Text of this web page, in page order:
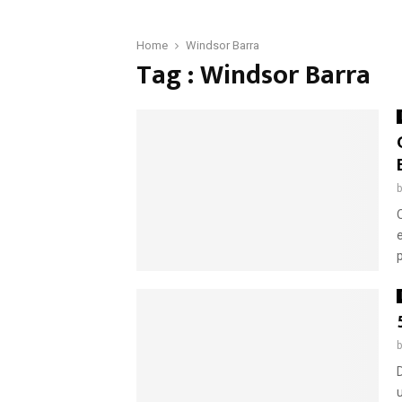
Home Windsor Barra
Tag : Windsor Barra